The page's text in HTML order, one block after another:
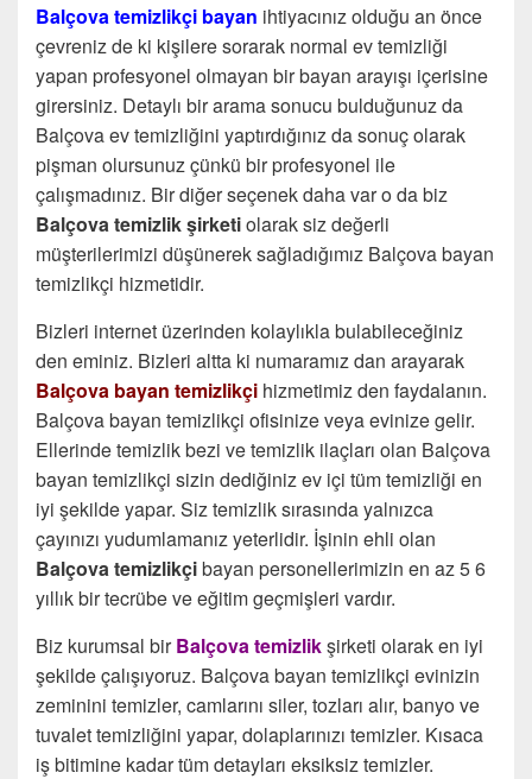
Balçova temizlikçi bayan ihtiyacınız olduğu an önce
çevreniz de ki kişilere sorarak normal ev temizliği
yapan profesyonel olmayan bir bayan arayışı içerisine
girersiniz. Detaylı bir arama sonucu bulduğunuz da
Balçova ev temizliğini yaptırdığınız da sonuç olarak
pişman olursunuz çünkü bir profesyonel ile
çalışmadınız. Bir diğer seçenek daha var o da biz
Balçova temizlik şirketiolarak siz değerli
müşterilerimizi düşünerek sağladığımız Balçova bayan
temizlikçi hizmetidir.
Bizleri internet üzerinden kolaylıkla bulabileceğiniz
den eminiz. Bizleri altta ki numaramız dan arayarak
Balçova bayan temizlikçi hizmetimiz den faydalanın.
Balçova bayan temizlikçi ofisinize veya evinize gelir.
Ellerinde temizlik bezi ve temizlik ilaçları olan Balçova
bayan temizlikçi sizin dediğiniz ev içi tüm temizliği en
iyi şekilde yapar. Siz temizlik sırasında yalnızca
çayınızı yudumlamanız yeterlidir. İşinin ehli olan
Balçova temizlikçibayan personellerimizin en az 5 6
yıllık bir tecrübe ve eğitim geçmişleri vardır.
Biz kurumsal birBalçova temizlikşirketi olarak en iyi
şekilde çalışıyoruz. Balçova bayan temizlikçi evinizin
zeminini temizler, camlarını siler, tozları alır, banyo ve
tuvalet temizliğini yapar, dolaplarınızı temizler. Kısaca
iş bitimine kadar tüm detayları eksiksiz temizler.